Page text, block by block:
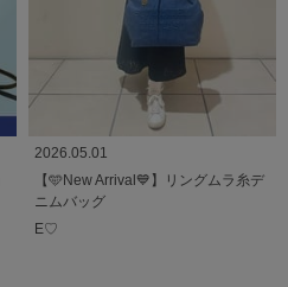
2026.05.01
【🩵New Arrival💙】リングムラ糸デ
ニムバッグ
E♡